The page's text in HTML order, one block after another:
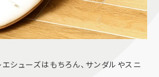
シューズはもちろん、サンダルやスニ